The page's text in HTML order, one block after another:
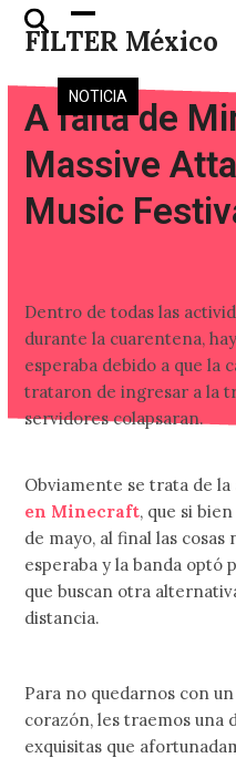
Skip
FILTER México
Open
mobile
menu
Close
mobile
menu
NOTICIA
A falta de
Massive
Music
Dentro de todas las
durante la cuarentena,
esperaba debido a que la
trataron de ingresar a la
servidores colapsaran.
Obviamente se trata de la
en Minecraft, que si
de mayo, al final las
esperaba y la banda optó
que buscan otra
distancia.
Para no quedarnos con
corazón, les traemos una
exquisitas que